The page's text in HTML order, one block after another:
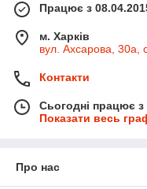
Працює з
м. Харків
вул. Ахсарова, 30а,
Контакти
Сьогодні працює
Показати весь
Про нас